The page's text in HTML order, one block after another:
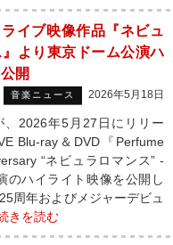
イブ映像作品『ネビュ
より東京ドーム公演ハ
開
音楽ニュース 2026年5月18日
2026年5月27日にリリー
Blu-ray＆DVD『Perfume
“ネビュラロマンス” -
のハイライト映像を公開し
周年およびメジャーデビュ
きを読む